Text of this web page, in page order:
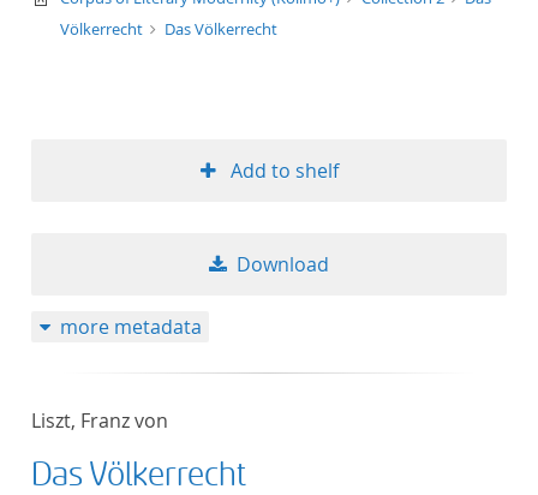
Völkerrecht
Das Völkerrecht
Add to shelf
Download
more metadata
Liszt, Franz von
Das Völkerrecht